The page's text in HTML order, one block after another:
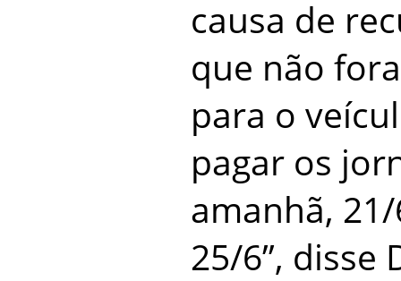
causa de
que não
para o
pagar os
amanhã,
25/6”, disse